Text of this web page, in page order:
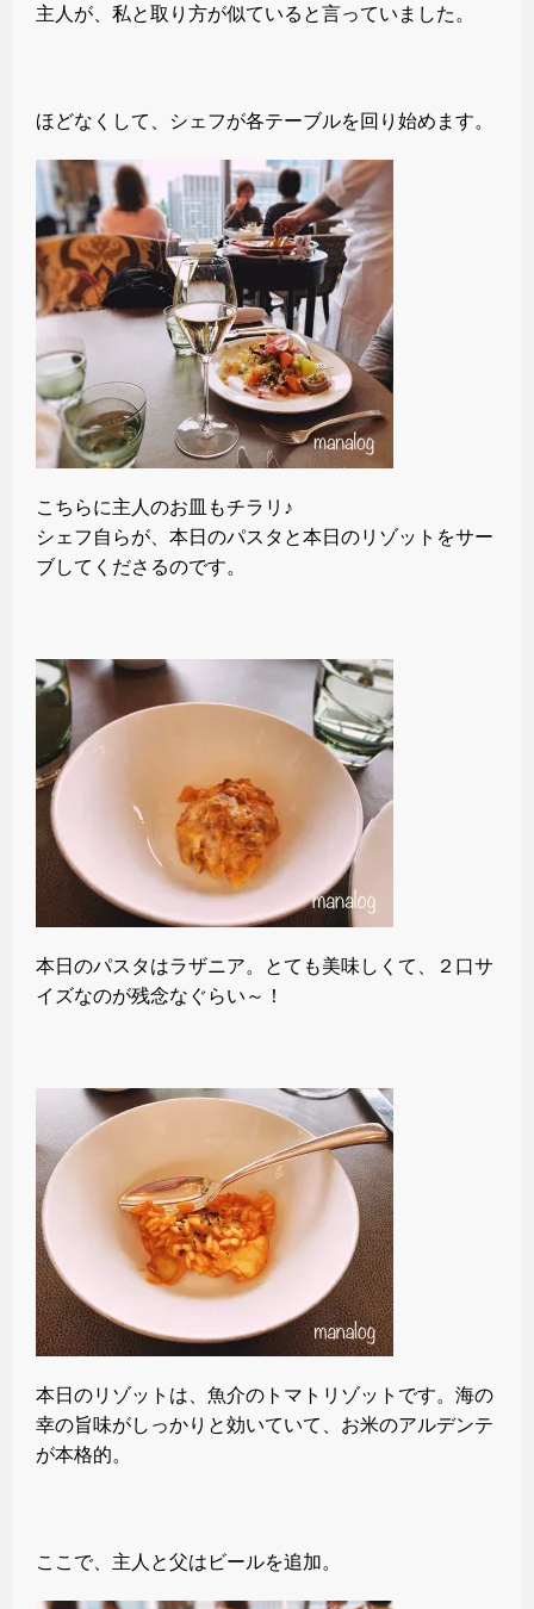
主人が、私と取り方が似ていると言っていました。
ほどなくして、シェフが各テーブルを回り始めます。
こちらに主人のお皿もチラリ♪
シェフ自らが、本日のパスタと本日のリゾットをサー
ブしてくださるのです。
本日のパスタはラザニア。とても美味しくて、２口サ
イズなのが残念なぐらい～！
本日のリゾットは、魚介のトマトリゾットです。海の
幸の旨味がしっかりと効いていて、お米のアルデンテ
が本格的。
ここで、主人と父はビールを追加。